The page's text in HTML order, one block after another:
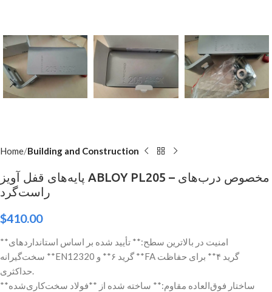
Home Building and Construction
پایه‌های قفل آویز ABLOY PL205 – مخصوص درب‌های
راست‌گرد
$410.00
**امنیت در بالاترین سطح:** تأیید شده بر اساس استانداردهای
سخت‌گیرانه **EN12320 گرید ۶** و **FA گرید ۴** برای حفاظت
حداکثری.
**ساختار فوق‌العاده مقاوم:** ساخته شده از **فولاد سخت‌کاری‌شده